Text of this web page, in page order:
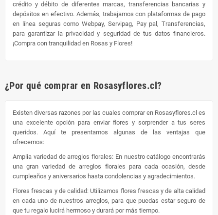
crédito y débito de diferentes marcas, transferencias bancarias y
depósitos en efectivo. Además, trabajamos con plataformas de pago
en línea seguras como Webpay, Servipag, Pay pal, Transferencias,
para garantizar la privacidad y seguridad de tus datos financieros.
¡Compra con tranquilidad en Rosas y Flores!
¿Por qué comprar en Rosasyflores.cl?
Existen diversas razones por las cuales comprar en Rosasyflores.cl es
una excelente opción para enviar flores y sorprender a tus seres
queridos. Aquí te presentamos algunas de las ventajas que
ofrecemos:
Amplia variedad de arreglos florales: En nuestro catálogo encontrarás
una gran variedad de arreglos florales para cada ocasión, desde
cumpleaños y aniversarios hasta condolencias y agradecimientos.
Flores frescas y de calidad: Utilizamos flores frescas y de alta calidad
en cada uno de nuestros arreglos, para que puedas estar seguro de
que tu regalo lucirá hermoso y durará por más tiempo.